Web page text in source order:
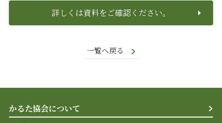
詳しくは資料をご確認ください。
一覧へ戻る
かるた協会について